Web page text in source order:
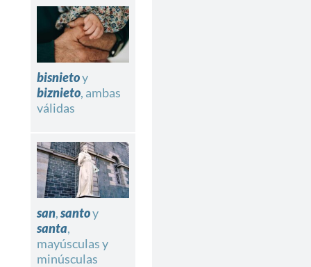
bisnietoy
biznieto, ambas
válidas
san,santoy
santa,
mayúsculas y
minúsculas